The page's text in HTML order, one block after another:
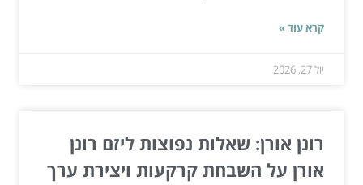
קרא עוד »
יול 27, 2026
רונן אורן: שאלות נפוצות ליזם רונן
אורן על השבחת קרקעות ויצירת ערך